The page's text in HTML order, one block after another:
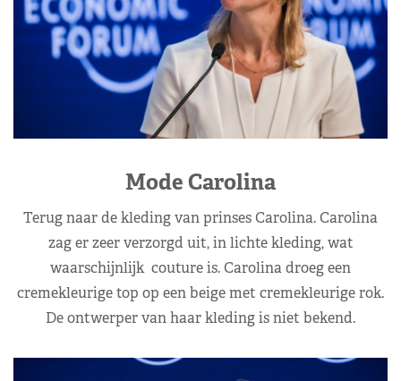
Mode Carolina
Terug naar de kleding van prinses Carolina. Carolina
zag er zeer verzorgd uit, in lichte kleding, wat
waarschijnlijk couture is. Carolina droeg een
cremekleurige top op een beige met cremekleurige rok.
De ontwerper van haar kleding is niet bekend.